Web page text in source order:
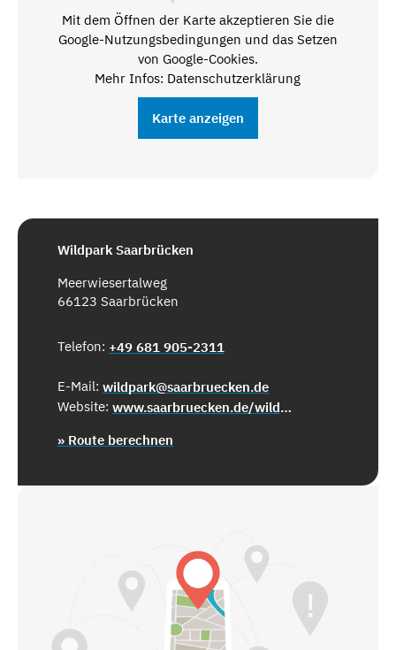
Mit dem Öffnen der Karte akzeptieren Sie die
Google-Nutzungsbedingungen und das Setzen
von Google-Cookies.
Mehr Infos: Datenschutzerklärung
Karte anzeigen
Wildpark Saarbrücken
Meerwiesertalweg
66123 Saarbrücken
Telefon: +49 681 905-2311
E-Mail: wildpark@saarbruecken.de
Website:
www.saarbruecken.de/wildpark
» Route berechnen